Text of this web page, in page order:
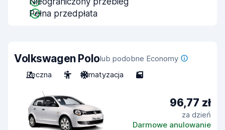
Pełna przedpłata
Volkswagen Pololub podobne Economy
Ręczna
5 Klimatyzacja 5
96,77 zł
za dzień
Darmowe anulowanie